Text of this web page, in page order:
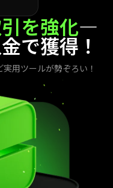
を強化—
で獲得！
用ツールが勢ぞろい！